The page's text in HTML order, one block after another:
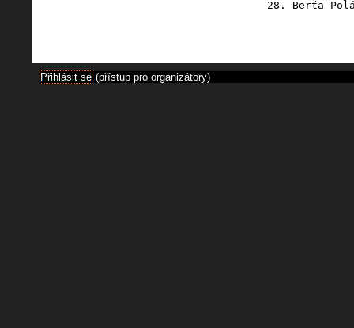
Přihlásit se (přístup pro organizátory)